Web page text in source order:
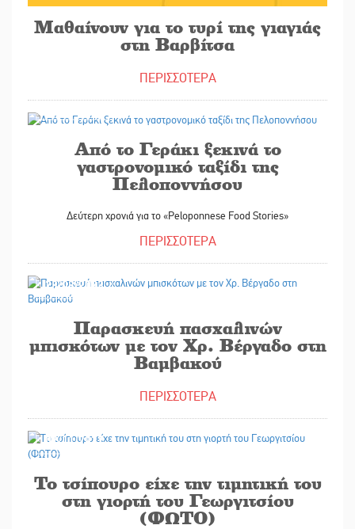
Μαθαίνουν για το τυρί της γιαγιάς
στη Βαρβίτσα
ΠΕΡΙΣΣΟΤΕΡΑ
Από το Γεράκι ξεκινά το
γαστρονομικό ταξίδι της
Πελοποννήσου
Δεύτερη χρονιά για το «Peloponnese Food Stories»
ΠΕΡΙΣΣΟΤΕΡΑ
28/03/2023
Παρασκευή πασχαλινών
μπισκότων με τον Χρ. Βέργαδο στη
Βαμβακού
ΠΕΡΙΣΣΟΤΕΡΑ
02/11/2022
Το τσίπουρο είχε την τιμητική του
στη γιορτή του Γεωργιτσίου
(ΦΩΤΟ)